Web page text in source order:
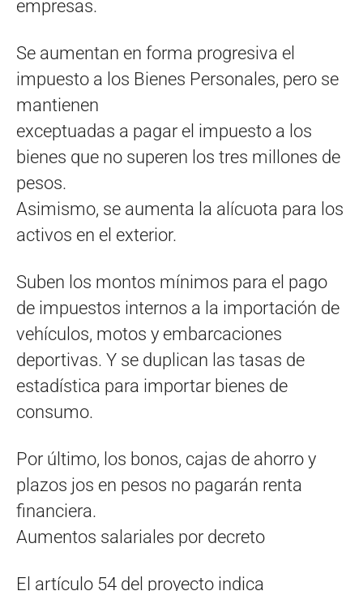
empresas.
Se aumentan en forma progresiva el
impuesto a los Bienes Personales, pero se
mantienen
exceptuadas a pagar el impuesto a los
bienes que no superen los tres millones de
pesos.
Asimismo, se aumenta la alícuota para los
activos en el exterior.
Suben los montos mínimos para el pago
de impuestos internos a la importación de
vehículos, motos y embarcaciones
deportivas. Y se duplican las tasas de
estadística para importar bienes de
consumo.
Por último, los bonos, cajas de ahorro y
plazos jos en pesos no pagarán renta
financiera.
Aumentos salariales por decreto
El artículo 54 del proyecto indica